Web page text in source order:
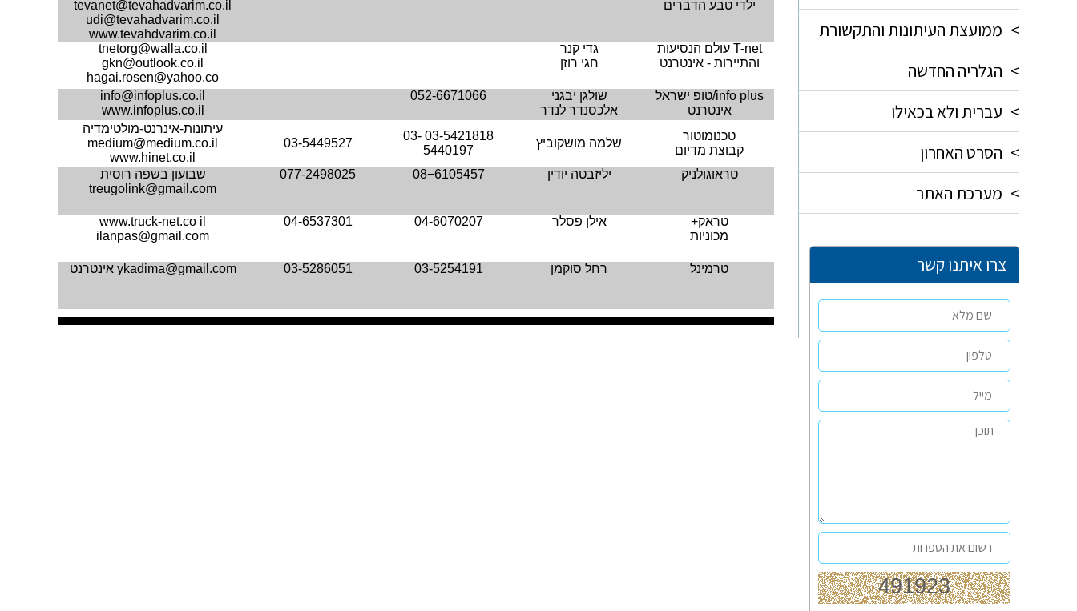
> ממועצת העיתונות והתקשורת
> הגלריה החדשה
> עברית ולא בכאילו
> הסרט האחרון
> מערכת האתר
צרו איתנו קשר
ילדי טבע הדברים
tevanet@tevahadvarim.co.il
udi@tevahadvarim.co.il
www.tevahdvarim.co.il
T-net עולם הנסיעות
והתיירות - אינטרנט
גדי קנר
חגי רוזן
tnetorg@walla.co.il
gkn@outlook.co.il
hagai.rosen@yahoo.co
info plus/טופ ישראל
אינטרנט
שולגן יבגני
אלכסנדר לנדר
052-6671066
info@infoplus.co.il
www.infoplus.co.il
טכנומוטור
קבוצת מדיום
שלמה מושקוביץ
03-5421818
03-
5440197
03-5449527
עיתונות-אינרנט-מולטימדיה
medium@medium.co.il
www.hinet.co.il
טראוגולניק
יליזבטה יודין 08−6105457
077-2498025
שבועון בשפה רוסית
treugolink@gmail.com
טראק+
מכוניות
אילן פסלר 04-6070207
04-6537301
www.truck-net.co il
ilanpas@gmail.com
טרמינל רחל סוקמן 03-5254191
03-5286051
ykadima@gmail.com אינטרנט